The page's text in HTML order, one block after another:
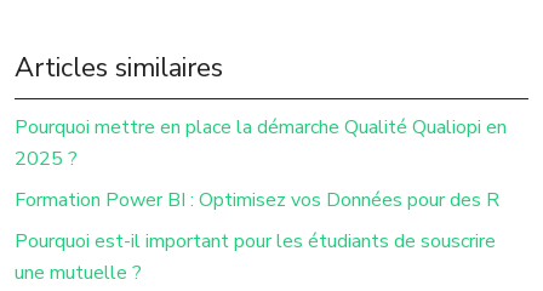
Articles similaires
Pourquoi mettre en place la démarche Qualité Qualiopi en
2025 ?
Formation Power BI : Optimisez vos Données pour des R
Pourquoi est-il important pour les étudiants de souscrire
une mutuelle ?